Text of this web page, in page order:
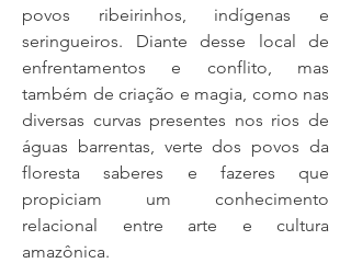
povos ribeirinhos, indígenas e
seringueiros. Diante desse local de
enfrentamentos e conflito, mas
também de criação e magia, como nas
diversas curvas presentes nos rios de
águas barrentas, verte dos povos da
floresta saberes e fazeres que
propiciam um conhecimento
relacional entre arte e cultura
amazônica.